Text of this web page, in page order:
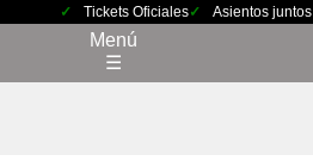
Tickets Oficiales Asientos juntos
Menú
☰